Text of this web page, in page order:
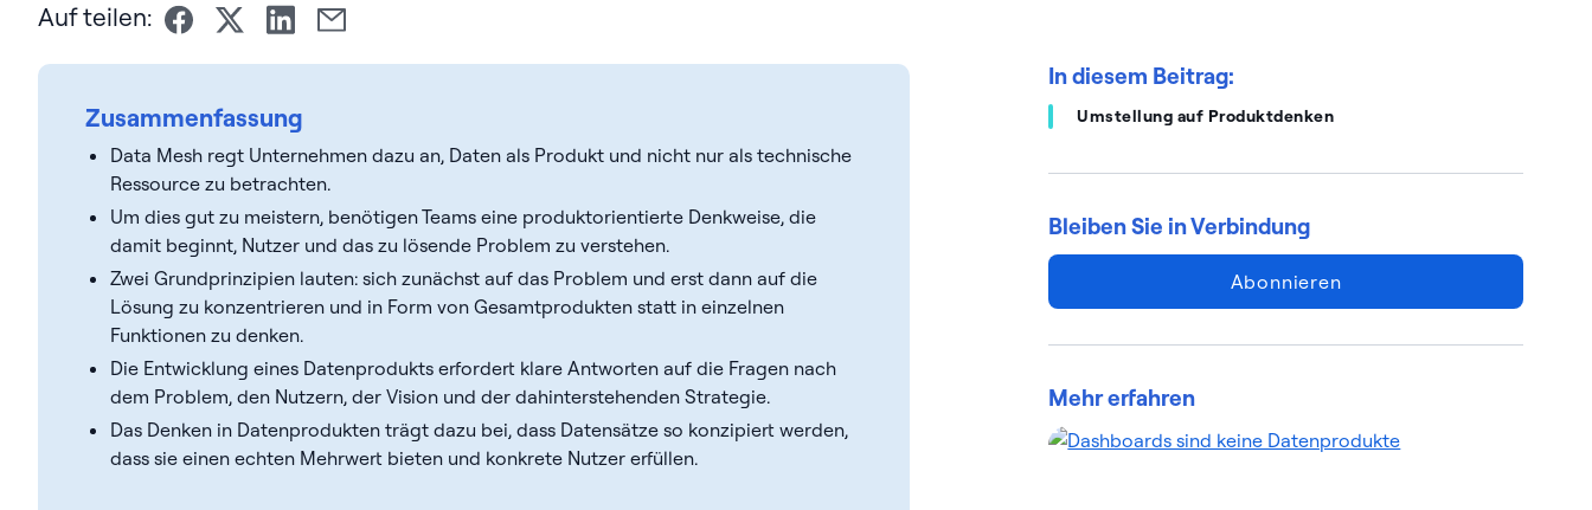
Auf teilen:
Zusammenfassung
Data Mesh regt Unternehmen dazu an, Daten als Produkt und nicht nur als technische
Ressource zu betrachten.
Um dies gut zu meistern, benötigen Teams eine produktorientierte Denkweise, die
damit beginnt, Nutzer und das zu lösende Problem zu verstehen.
Zwei Grundprinzipien lauten: sich zunächst auf das Problem und erst dann auf die
Lösung zu konzentrieren und in Form von Gesamtprodukten statt in einzelnen
Funktionen zu denken.
Die Entwicklung eines Datenprodukts erfordert klare Antworten auf die Fragen nach
dem Problem, den Nutzern, der Vision und der dahinterstehenden Strategie.
Das Denken in Datenprodukten trägt dazu bei, dass Datensätze so konzipiert werden,
dass sie einen echten Mehrwert bieten und konkrete Nutzer erfüllen.
In diesem Beitrag:
Umstellung auf Produktdenken
Bleiben Sie in Verbindung
Abonnieren
Mehr erfahren